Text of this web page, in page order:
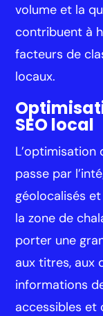
volume et la
contribuent à
facteurs de
locaux.
SEO local
L’optimisation
passe par
géolocalisés
la zone de
porter une
aux titres, aux
informations
accessibles et